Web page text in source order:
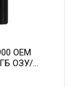
OEM
ГБ ОЗУ/
3xDP HDMI